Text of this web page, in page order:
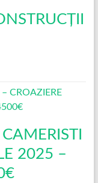
2025 –